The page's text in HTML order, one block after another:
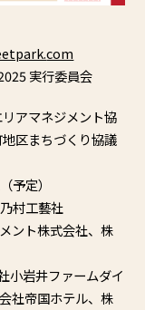
com
実行委員会
リアマネジメント協
区まちづくり協議
定）
村工藝社
ント株式会社、株
岩井ファームダイ
社帝国ホテル、株